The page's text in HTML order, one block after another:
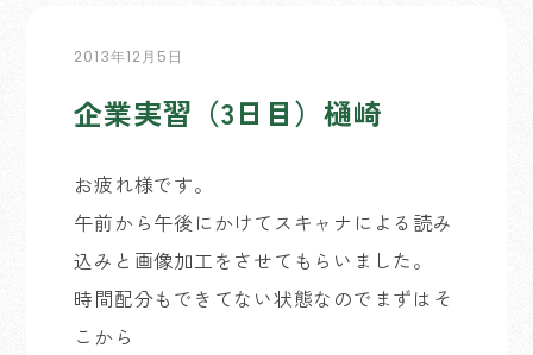
2013年12月5日
企業実習（3日目）樋崎
お疲れ様です。
午前から午後にかけてスキャナによる読み
込みと画像加工をさせてもらいました。
時間配分もできてない状態なのでまずはそ
こから